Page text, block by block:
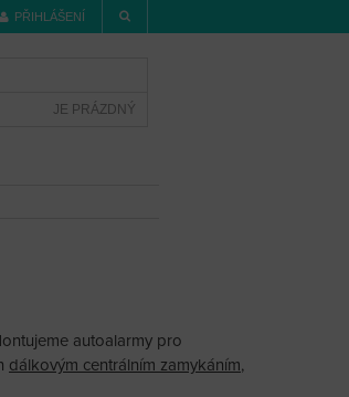
PŘIHLÁŠENÍ
JE PRÁZDNÝ
autoalarmy pro
dálkovým centrálním zamykáním,